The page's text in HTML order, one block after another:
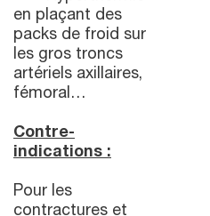
en plaçant des
packs de froid sur
les gros troncs
artériels axillaires,
fémoral…
Contre-
indications :
Pour les
contractures et